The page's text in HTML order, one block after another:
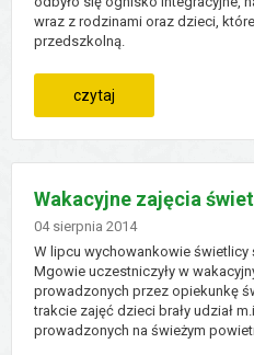
z
wraz z rodzinami oraz dzieci,
przedszkolną.
czytaj
ognisko
w
orłowie
Wakacyjne zajęcia
Dodano
04 sierpnia 2014
W lipcu wychowankowie
Mgowie uczestniczyły w
prowadzonych przez opiekunkę
trakcie zajęć dzieci brały udział
prowadzonych na świeżym